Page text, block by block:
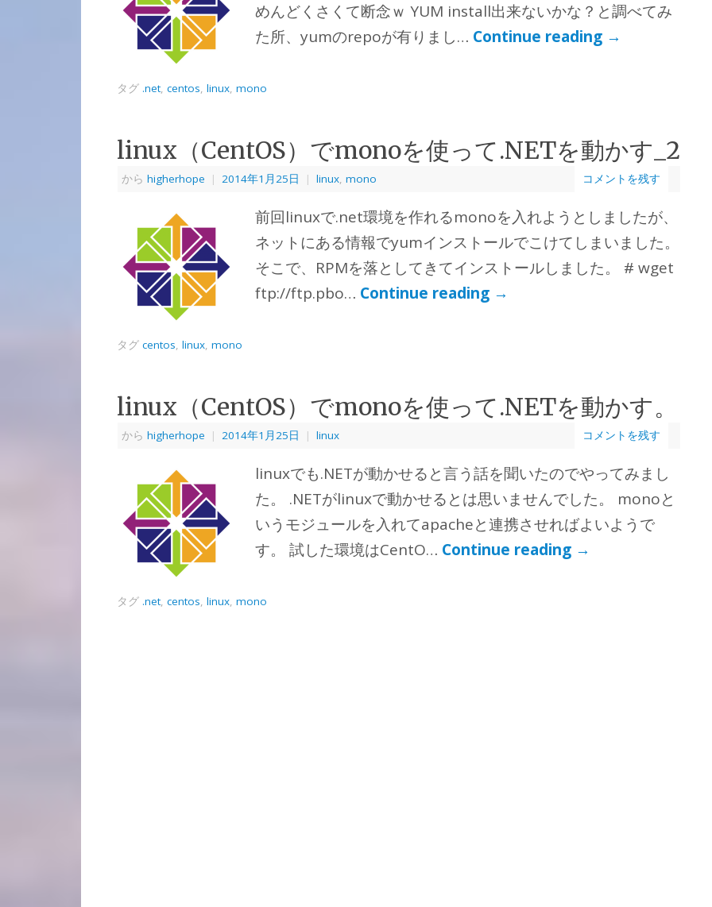
めんどくさくて断念ｗ YUM install出来ないかな？と調べてみ
た所、yumのrepoが有りまし… Continue reading →
タグ .net, centos, linux, mono
linux（CentOS）でmonoを使って.NETを動かす_2
から higherhope | 2014年1月25日 | linux, mono コメントを残す
前回linuxで.net環境を作れるmonoを入れようとしましたが、
ネットにある情報でyumインストールでこけてしまいました。
そこで、RPMを落としてきてインストールしました。 # wget
ftp://ftp.pbo… Continue reading →
タグ centos, linux, mono
linux（CentOS）でmonoを使って.NETを動かす。
から higherhope | 2014年1月25日 | linux コメントを残す
linuxでも.NETが動かせると言う話を聞いたのでやってみまし
た。 .NETがlinuxで動かせるとは思いませんでした。 monoと
いうモジュールを入れてapacheと連携させればよいようで
す。 試した環境はCentO… Continue reading →
タグ .net, centos, linux, mono